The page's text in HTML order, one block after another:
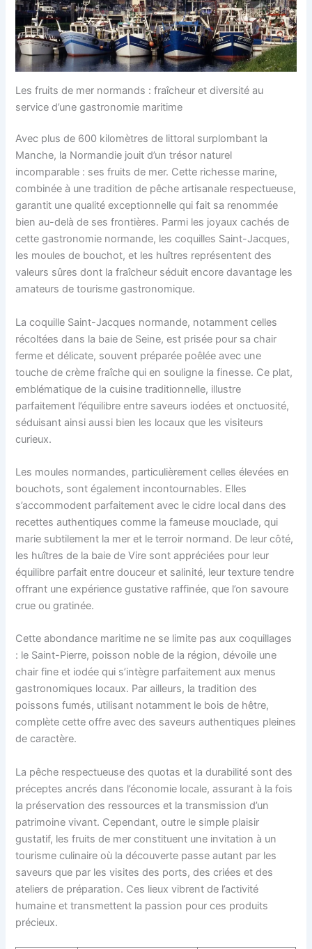
Les fruits de mer normands : fraîcheur et diversité au
service d’une gastronomie maritime
Avec plus de 600 kilomètres de littoral surplombant la
Manche, la Normandie jouit d’un trésor naturel
incomparable : ses fruits de mer. Cette richesse marine,
combinée à une tradition de pêche artisanale respectueuse,
garantit une qualité exceptionnelle qui fait sa renommée
bien au-delà de ses frontières. Parmi les joyaux cachés de
cette gastronomie normande, les coquilles Saint-Jacques,
les moules de bouchot, et les huîtres représentent des
valeurs sûres dont la fraîcheur séduit encore davantage les
amateurs de tourisme gastronomique.
La coquille Saint-Jacques normande, notamment celles
récoltées dans la baie de Seine, est prisée pour sa chair
ferme et délicate, souvent préparée poêlée avec une
touche de crème fraîche qui en souligne la finesse. Ce plat,
emblématique de la cuisine traditionnelle, illustre
parfaitement l’équilibre entre saveurs iodées et onctuosité,
séduisant ainsi aussi bien les locaux que les visiteurs
curieux.
Les moules normandes, particulièrement celles élevées en
bouchots, sont également incontournables. Elles
s’accommodent parfaitement avec le cidre local dans des
recettes authentiques comme la fameuse mouclade, qui
marie subtilement la mer et le terroir normand. De leur côté,
les huîtres de la baie de Vire sont appréciées pour leur
équilibre parfait entre douceur et salinité, leur texture tendre
offrant une expérience gustative raffinée, que l’on savoure
crue ou gratinée.
Cette abondance maritime ne se limite pas aux coquillages
: le Saint-Pierre, poisson noble de la région, dévoile une
chair fine et iodée qui s’intègre parfaitement aux menus
gastronomiques locaux. Par ailleurs, la tradition des
poissons fumés, utilisant notamment le bois de hêtre,
complète cette offre avec des saveurs authentiques pleines
de caractère.
La pêche respectueuse des quotas et la durabilité sont des
préceptes ancrés dans l’économie locale, assurant à la fois
la préservation des ressources et la transmission d’un
patrimoine vivant. Cependant, outre le simple plaisir
gustatif, les fruits de mer constituent une invitation à un
tourisme culinaire où la découverte passe autant par les
saveurs que par les visites des ports, des criées et des
ateliers de préparation. Ces lieux vibrent de l’activité
humaine et transmettent la passion pour ces produits
précieux.